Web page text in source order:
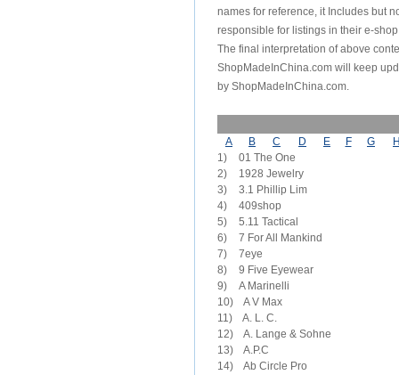
names for reference, it Includes but
responsible for listings in their e-
The final interpretation of above
ShopMadeInChina.com will keep
by ShopMadeInChina.com.
A B C D E F G
1)	01 The One
2)	1928 Jewelry
3)	3.1 Phillip Lim
4)	409shop
5)	5.11 Tactical
6)	7 For All Mankind
7)	7eye
9)	A Marinelli
10)　A V Max
11)　A. L. C.
12)　A. Lange & Sohne
13)　A.P.C
14)　Ab Circle Pro